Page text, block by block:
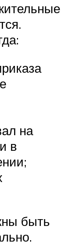
на
в
быть